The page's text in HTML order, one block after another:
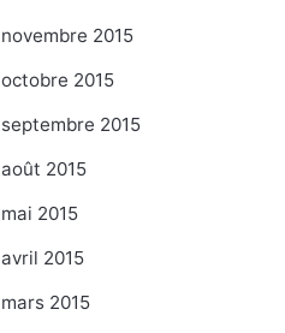
novembre 2015
octobre 2015
septembre 2015
août 2015
mai 2015
avril 2015
mars 2015